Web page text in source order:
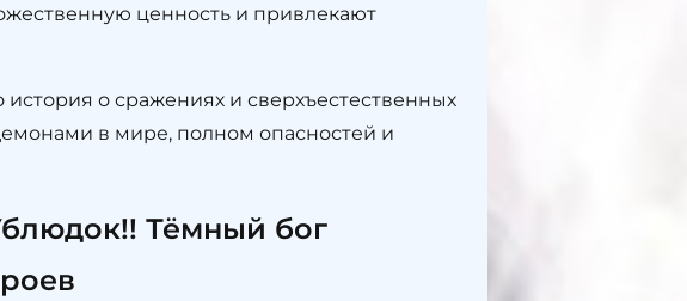
ценность и привлекают
о сражениях и сверхъестественных
в мире, полном опасностей и
Тёмный бог